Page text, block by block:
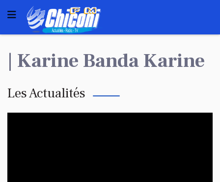
| Karine Banda Karine
Les Actualités